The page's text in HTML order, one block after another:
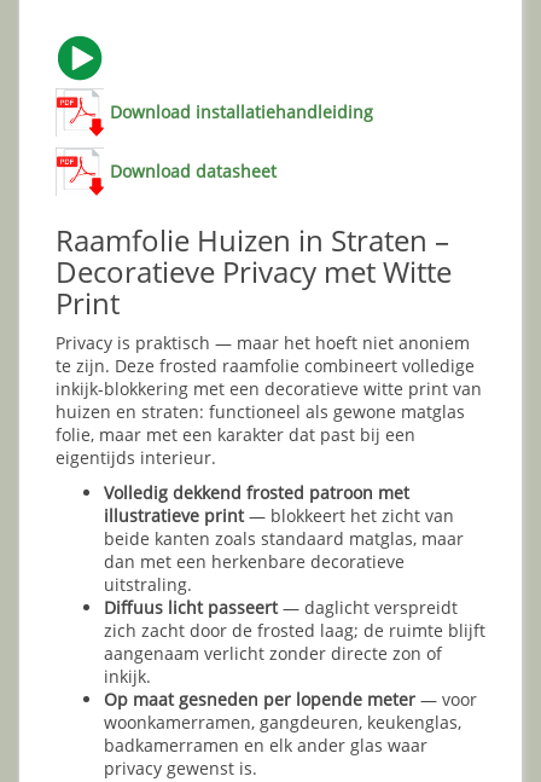
Download installatiehandleiding
Download datasheet
Raamfolie Huizen in Straten –
Decoratieve Privacy met Witte
Print
Privacy is praktisch — maar het hoeft niet anoniem
te zijn. Deze frosted raamfolie combineert volledige
inkijk-blokkering met een decoratieve witte print van
huizen en straten: functioneel als gewone matglas
folie, maar met een karakter dat past bij een
eigentijds interieur.
Volledig dekkend frosted patroon met
illustratieve print— blokkeert het zicht van
beide kanten zoals standaard matglas, maar
dan met een herkenbare decoratieve
uitstraling.
Diffuus licht passeert— daglicht verspreidt
zich zacht door de frosted laag; de ruimte blijft
aangenaam verlicht zonder directe zon of
inkijk.
Op maat gesneden per lopende meter — voor
woonkamerramen, gangdeuren, keukenglas,
badkamerramen en elk ander glas waar
privacy gewenst is.